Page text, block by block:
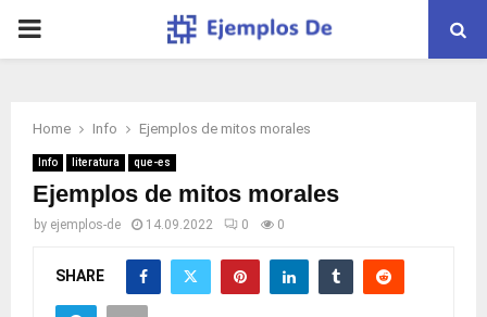
PRIMARY
Home Info Ejemplos de mitos morales
Info literatura que-es
Ejemplos de mitos morales
by ejemplos-de 14.09.2022 0 0
SHARE